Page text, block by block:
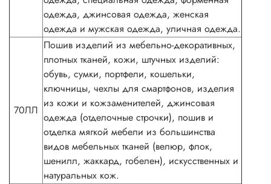
одежда, джинсовая одежда, женская
одежда и мужская одежда, уличная одежда.
70ЛЛ
Пошив изделий из мебельно-декоративных,
плотных тканей, кожи, штучных изделий:
обувь, сумки, портфели, кошельки,
ключницы, чехлы для смартфонов, изделия
из кожи и кожзаменителей, джинсовая
одежда (отделочные строчки), пошив и
отделка мягкой мебели из большинства
видов мебельных тканей (велюр, флок,
шенилл, жаккард, гобелен), искусственных и
натуральных кож.